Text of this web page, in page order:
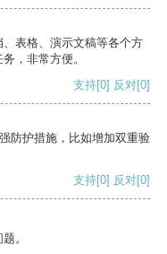
表格、演示文稿等各个方
，非常方便。
支持[0] 反对[0]
防护措施，比如增加双重验
支持[0] 反对[0]
。